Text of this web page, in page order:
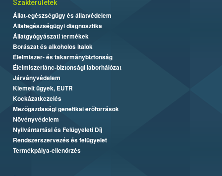
Szakterületek
Állat-egészségügy és állatvédelem
Állategészségügyi diagnosztika
Állatgyógyászati termékek
Borászat és alkoholos italok
Élelmiszer- és takarmánybiztonság
Élelmiszerlánc-biztonsági laborhálózat
Járványvédelem
Kiemelt ügyek, EUTR
Kockázatkezelés
Mezőgazdasági genetikai erőforrások
Növényvédelem
Nyilvántartási és Felügyeleti Díj
Rendszerszervezés és felügyelet
Termékpálya-ellenőrzés